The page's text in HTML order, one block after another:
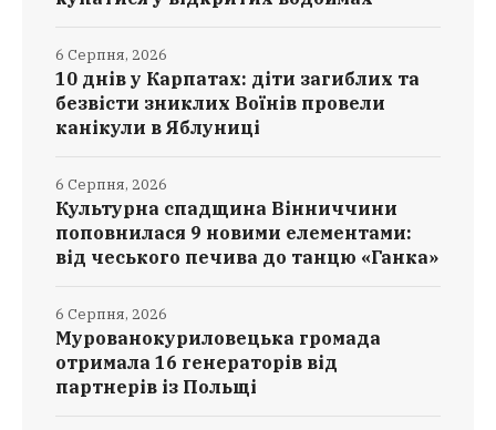
10 днів у Карпатах: діти загиблих та
безвісти зниклих Воїнів провели
канікули в Яблуниці
6 Серпня, 2026
Культурна спадщина Вінниччини
поповнилася 9 новими елементами:
від чеського печива до танцю «Ганка»
6 Серпня, 2026
Мурованокуриловецька громада
отримала 16 генераторів від
партнерів із Польщі
6 Серпня, 2026